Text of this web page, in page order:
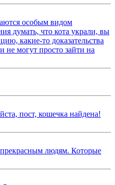
особым видом
думать, что кота украли, вы
какие-то доказательства
могут просто зайти на
пост, кошечка найдена!
людям. Которые